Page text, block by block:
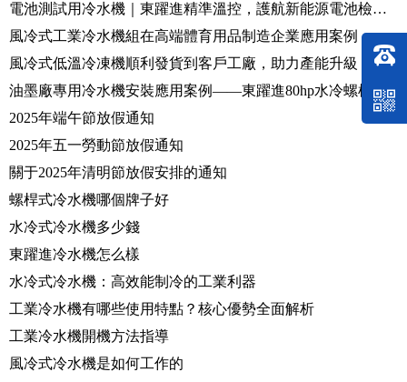
電池測試用冷水機｜東躍進精準溫控，護航新能源電池檢測全流程
風冷式工業冷水機組在高端體育用品制造企業應用案例
風冷式低溫冷凍機順利發貨到客戶工廠，助力產能升級
油墨廠專用冷水機安裝應用案例——東躍進80hp水冷螺桿冷水機落地投產
2025年端午節放假通知
2025年五一勞動節放假通知
關于2025年清明節放假安排的通知
螺桿式冷水機哪個牌子好
水冷式冷水機多少錢
東躍進冷水機怎么樣
水冷式冷水機：高效能制冷的工業利器
工業冷水機有哪些使用特點？核心優勢全面解析
工業冷水機開機方法指導
風冷式冷水機是如何工作的